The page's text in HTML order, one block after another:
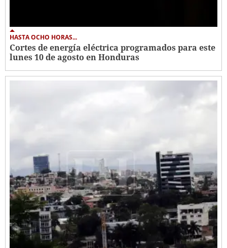
HASTA OCHO HORAS...
Cortes de energía eléctrica programados para este
lunes 10 de agosto en Honduras